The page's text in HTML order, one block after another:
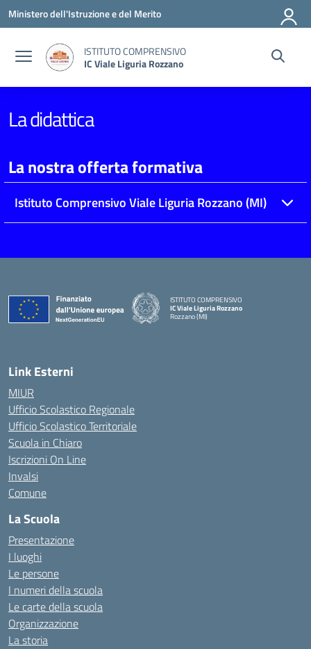
Vai ai contenuti
Vai al menu di navigazione
Vai al footer
Ministero dell'Istruzione e del Merito
ISTITUTO COMPRENSIVO
IC Viale Liguria Rozzano
La didattica
La nostra offerta formativa
Istituto Comprensivo Viale Liguria Rozzano (MI)
ISTITUTO COMPRENSIVO
IC Viale Liguria Rozzano
Rozzano (MI)
Link Esterni
MIUR
Ufficio Scolastico Regionale
Ufficio Scolastico Territoriale
Scuola in Chiaro
Iscrizioni On Line
Invalsi
Comune
La Scuola
Presentazione
I luoghi
Le persone
I numeri della scuola
Le carte della scuola
Organizzazione
La storia